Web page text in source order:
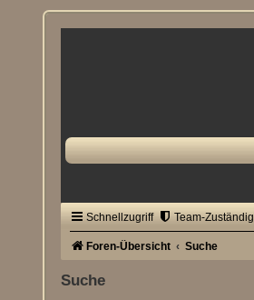
Schnellzugriff Team-
Foren-Übersicht Suche
Suche